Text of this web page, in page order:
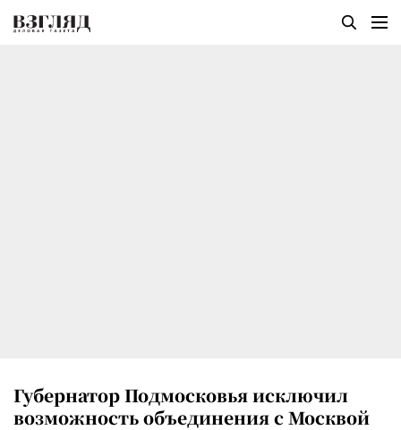
Губернатор Подмосковья исключил
возможность объединения с Москвой